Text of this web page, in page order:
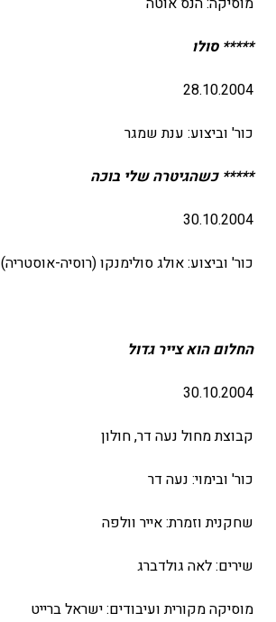
***** סולו
28.10.2004
כור' וביצוע: ענת שמגר
***** כשהגיטרה שלי בוכה
30.10.2004
כור' וביצוע: אולג סולימנקו (רוסיה-אוסטריה)
החלום הוא צייר גדול
30.10.2004
קבוצת מחול נעה דר, חולון
כור' ובימוי: נעה דר
שחקנית וזמרת: אייר וולפה
שירים: לאה גולדברג
מוסיקה מקורית ועיבודים: ישראל ברייט